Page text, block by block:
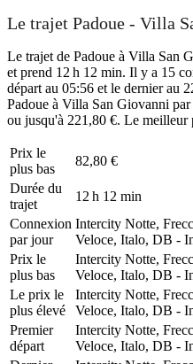
Le trajet Padoue - Villa
Le trajet de Padoue à Villa San
et prend 12 h 12 min. Il y a 15
départ au 05:56 et le dernier au
Padoue à Villa San Giovanni
ou jusqu'à 221,80 €. Le meilleur
Prix ​​le
plus bas
82,80 €
Durée du
trajet
12 h 12 min
Connexion
par jour
Intercity Notte,
Veloce, Italo, DB -
Prix ​​le
plus bas
Intercity Notte,
Veloce, Italo, DB -
Le prix le
plus élevé
Intercity Notte,
Veloce, Italo, DB -
Premier
départ
Intercity Notte,
Veloce, Italo, DB -